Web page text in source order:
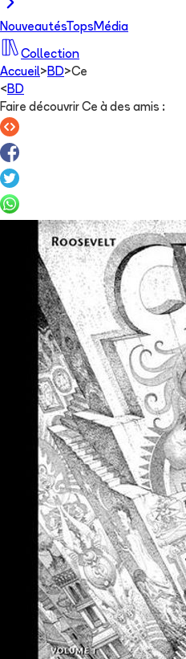
NouveautésTops Média
Collection
Accueil> BD>Ce
< BD
Faire découvrir Ce à des amis :